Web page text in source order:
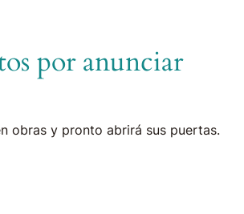
por anunciar
obras y pronto abrirá sus puertas.